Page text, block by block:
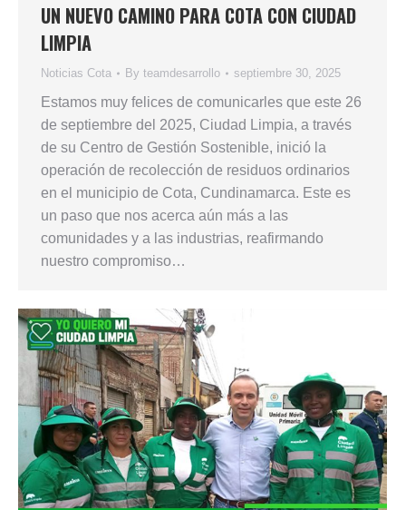
UN NUEVO CAMINO PARA COTA CON CIUDAD
LIMPIA
Noticias Cota By teamdesarrollo septiembre 30, 2025
Estamos muy felices de comunicarles que este 26
de septiembre del 2025, Ciudad Limpia, a través
de su Centro de Gestión Sostenible, inició la
operación de recolección de residuos ordinarios
en el municipio de Cota, Cundinamarca. Este es
un paso que nos acerca aún más a las
comunidades y a las industrias, reafirmando
nuestro compromiso…